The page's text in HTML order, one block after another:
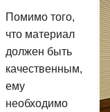
Помимо того,
что материал
должен быть
качественным,
ему
необходимо